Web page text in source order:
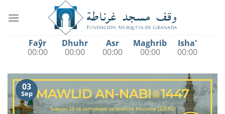
Faŷr
00:00
Dhuhr
00:00
Asr
00:00
Maghrib
00:00
Isha'
00:00
03
Sep